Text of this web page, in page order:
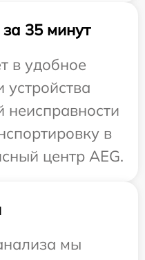
35 минут
в удобное
неисправности
в
центр AEG.
мы